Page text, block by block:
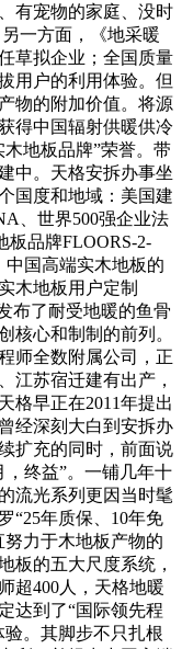
有宠物的家庭、没时
一方面，《地采暖
草拟企业；全国质量
用户的利用体验。但
物的附加价值。将源
得中国辐射供暖供冷
地板品牌”荣誉。带
中。天格安拆办事坐
国度和地域：美国建
、世界500强企业法
板品牌FLOORS-2-
国高端实木地板的
木地板用户定制
布了耐受地暖的鱼骨
核心和制制的前列。
师全数附属公司，正
江苏宿迁建有出产，
格早正在2011年提出
经深刻大白到安拆办
扩充的同时，前面说
终益”。一铺几年十
流光系列更因当时髦
“25年质保、10年免
力于木地板产物的
板的五大尺度系统，
超400人，天格地暖
达到了“国际领先程
。其脚步不只扎根